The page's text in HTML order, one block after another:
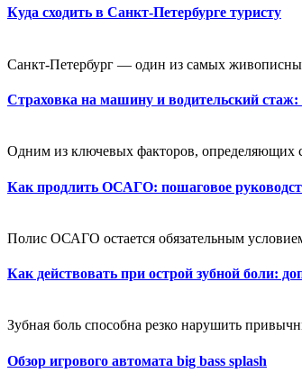
Куда сходить в Санкт-Петербурге туристу
Санкт-Петербург — один из самых
Страховка на машину и водительский стаж:
Одним из ключевых факторов, определяющих
Как продлить ОСАГО: пошаговое
Полис ОСАГО остается обязательным
Как действовать при острой зубной боли:
Зубная боль способна резко нарушить
Обзор игрового автомата big bass splash